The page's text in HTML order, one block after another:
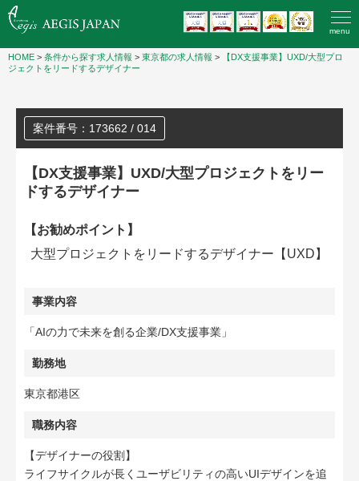
menu
HOME > 条件から探す求人情報 > 東京都の求人情報 >
【DX支援事業】UXD/大型プロ
ジェクトをリードするデザイナー
案件番号：173662 / 014
【DX支援事業】UXD/大型プロジェクトをリー
ドするデザイナー
【お勧めポイント】
大型プロジェクトをリードするデザイナー【UXD】
事業内容
「AIの力で未来を創る企業/DX支援事業」
勤務地
東京都港区
職務内容
【デザイナーの役割】
ライフサイクルが長くユーザビリティの高いUIデザインを追